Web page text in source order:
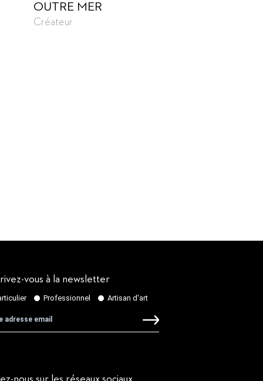
OUTRE MER
Créateur
vous à la newsletter